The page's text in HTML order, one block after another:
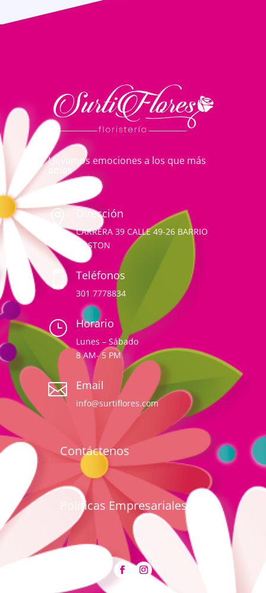
Llevamos emociones a los que más
amas
 Dirección
CARRERA 39 CALLE 49-26 BARRIO
BOSTON
 Teléfonos
301 7778834
} Horario
Lunes – Sábado
8 AM- 5 PM
 Email
info@surtiflores.com
Contáctenos
Políticas Empresariales